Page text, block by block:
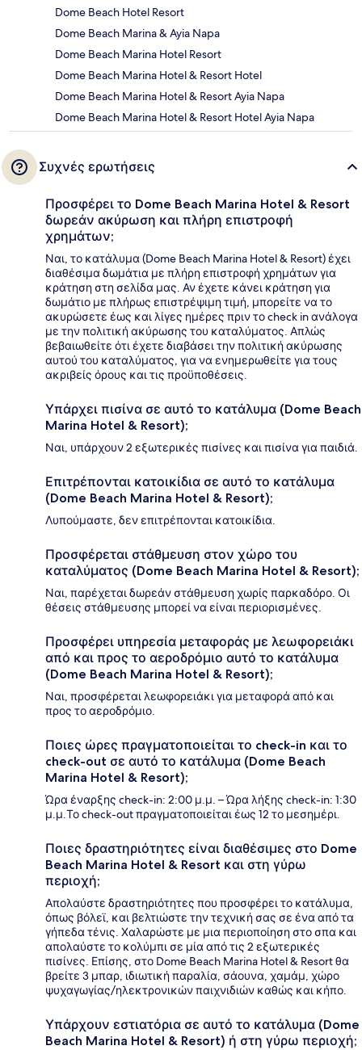
Dome Beach Hotel Resort
Dome Beach Marina & Ayia Napa
Dome Beach Marina Hotel Resort
Dome Beach Marina Hotel & Resort Hotel
Dome Beach Marina Hotel & Resort Ayia Napa
Dome Beach Marina Hotel & Resort Hotel Ayia Napa
Συχνές ερωτήσεις
Προσφέρει το Dome Beach Marina Hotel & Resort
δωρεάν ακύρωση και πλήρη επιστροφή
χρημάτων;
Ναι, το κατάλυμα (Dome Beach Marina Hotel & Resort) έχει
διαθέσιμα δωμάτια με πλήρη επιστροφή χρημάτων για
κράτηση στη σελίδα μας. Αν έχετε κάνει κράτηση για
δωμάτιο με πλήρως επιστρέψιμη τιμή, μπορείτε να το
ακυρώσετε έως και λίγες ημέρες πριν το check in ανάλογα
με την πολιτική ακύρωσης του καταλύματος. Απλώς
βεβαιωθείτε ότι έχετε διαβάσει την πολιτική ακύρωσης
αυτού του καταλύματος, για να ενημερωθείτε για τους
ακριβείς όρους και τις προϋποθέσεις.
Υπάρχει πισίνα σε αυτό το κατάλυμα (Dome Beach
Marina Hotel & Resort);
Ναι, υπάρχουν 2 εξωτερικές πισίνες και πισίνα για παιδιά.
Επιτρέπονται κατοικίδια σε αυτό το κατάλυμα
(Dome Beach Marina Hotel & Resort);
Λυπούμαστε, δεν επιτρέπονται κατοικίδια.
Προσφέρεται στάθμευση στον χώρο του
καταλύματος (Dome Beach Marina Hotel & Resort);
Ναι, παρέχεται δωρεάν στάθμευση χωρίς παρκαδόρο. Οι
θέσεις στάθμευσης μπορεί να είναι περιορισμένες.
Προσφέρει υπηρεσία μεταφοράς με λεωφορειάκι
από και προς το αεροδρόμιο αυτό το κατάλυμα
(Dome Beach Marina Hotel & Resort);
Ναι, προσφέρεται λεωφορειάκι για μεταφορά από και
προς το αεροδρόμιο.
Ποιες ώρες πραγματοποιείται το check-in και το
check-out σε αυτό το κατάλυμα (Dome Beach
Marina Hotel & Resort);
Ώρα έναρξης check-in: 2:00 μ.μ. – Ώρα λήξης check-in: 1:30
μ.μ.Το check-out πραγματοποιείται έως 12 το μεσημέρι.
Ποιες δραστηριότητες είναι διαθέσιμες στο Dome
Beach Marina Hotel & Resort και στη γύρω
περιοχή;
Απολαύστε δραστηριότητες που προσφέρει το κατάλυμα,
όπως βόλεϊ, και βελτιώστε την τεχνική σας σε ένα από τα
γήπεδα τένις. Χαλαρώστε με μια περιοποίηση στο σπα και
απολαύστε το κολύμπι σε μία από τις 2 εξωτερικές
πισίνες. Επίσης, στο Dome Beach Marina Hotel & Resort θα
βρείτε 3 μπαρ, ιδιωτική παραλία, σάουνα, χαμάμ, χώρο
ψυχαγωγίας/ηλεκτρονικών παιχνιδιών καθώς και κήπο.
Υπάρχουν εστιατόρια σε αυτό το κατάλυμα (Dome
Beach Marina Hotel & Resort) ή στη γύρω περιοχή;